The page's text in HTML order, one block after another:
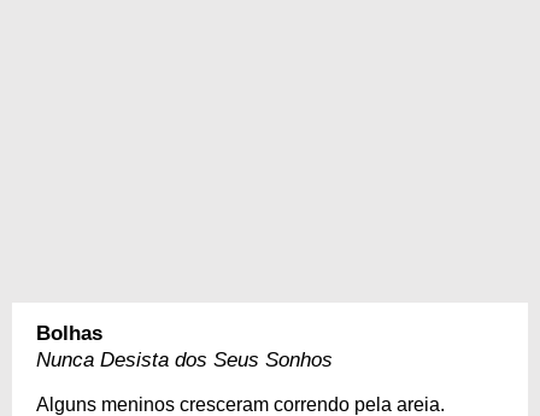
Bolhas
Nunca Desista dos Seus Sonhos
Alguns meninos cresceram correndo pela areia.